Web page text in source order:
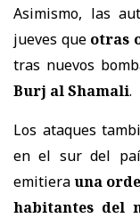
Asimismo, las
jueves que otras
tras nuevos
Burj al Shamali.
Los ataques
en el sur del
emitierauna
habitantes del